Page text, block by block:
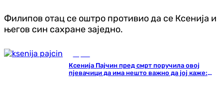
Филипов отац се оштро противио да се Ксенија и
његов син сахране заједно.
Ксенија Пајчин пред смрт поручила овој
пјевачици да има нешто важно да јој каже: